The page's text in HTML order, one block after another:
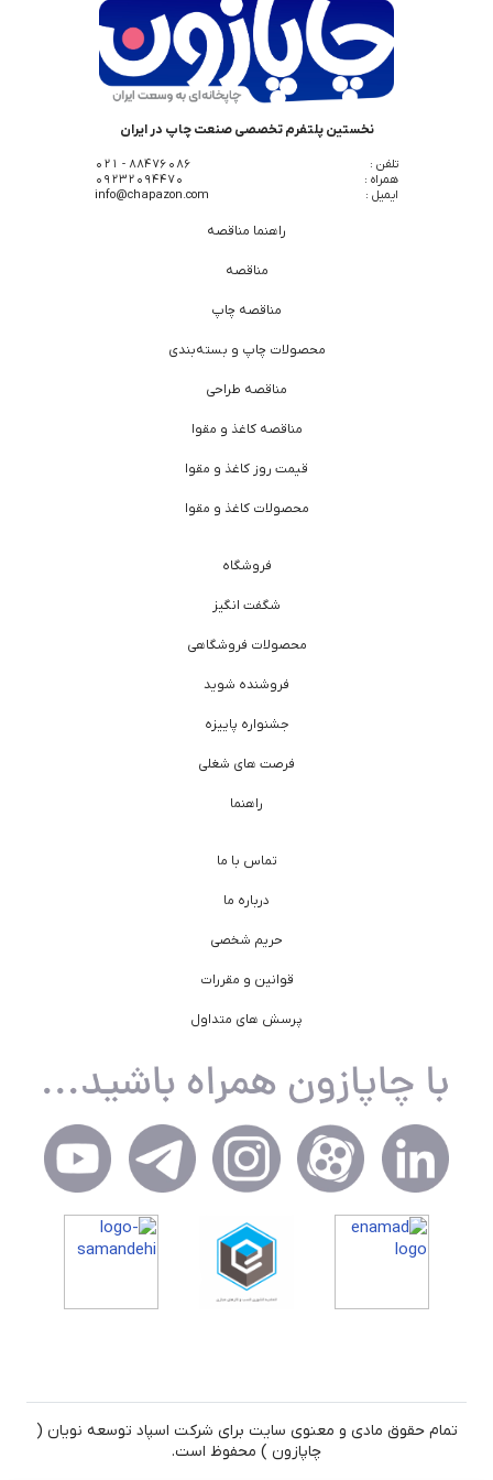
نخستین پلتفرم تخصصی صنعت چاپ در ایران
تلفن :
88476086 - 021
همراه :
09232094470
ایمیل :
info@chapazon.com
راهنما مناقصه
مناقصه
مناقصه چاپ
محصولات چاپ و بسته‌بندی
مناقصه طراحی
مناقصه کاغذ و مقوا
قیمت روز کاغذ و مقوا
محصولات کاغذ و مقوا
فروشگاه
شگفت انگیز
محصولات فروشگاهی
فروشنده شوید
جشنواره پاییزه
فرصت های شغلی
راهنما
تماس با ما
درباره ما
حریم شخصی
قوانین و مقررات
پرسش های متداول
تمام حقوق مادی و معنوی سایت برای شرکت اسپاد توسعه نویان (
چاپازون ) محفوظ است.